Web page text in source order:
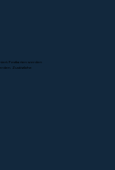
Festkarten werden
Zusätzliche